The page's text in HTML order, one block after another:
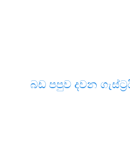
බඩ පපුව දවන